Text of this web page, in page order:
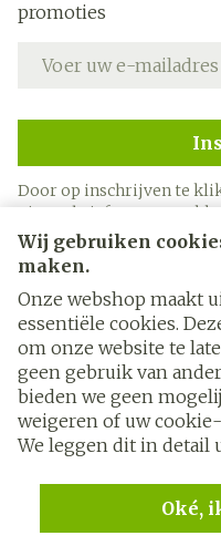
Wij gebruiken
maken.
Onze webshop maakt
essentiële cookies.
om onze website te
geen gebruik van
bieden we geen
weigeren of uw
We leggen dit in detail
Oké,
promoties
Door op inschrijven te
nieuwsbrief en gaat u
Juridische links